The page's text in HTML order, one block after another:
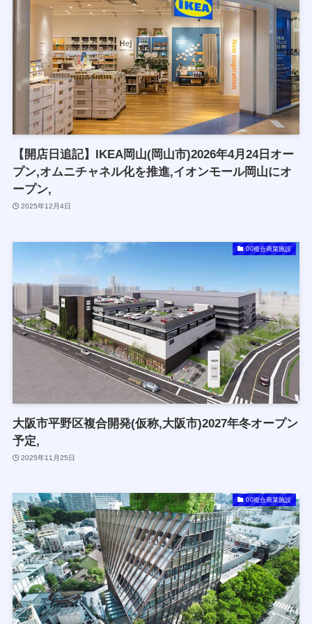
【開店日追記】IKEA岡山(岡山市)2026年4月24日オー
プン,オムニチャネル化を推進,イオンモール岡山にオ
ープン,
2025年12月4日
00複合商業施設
大阪市平野区複合開発(仮称,大阪市)2027年冬オープン
予定,
2025年11月25日
00複合商業施設